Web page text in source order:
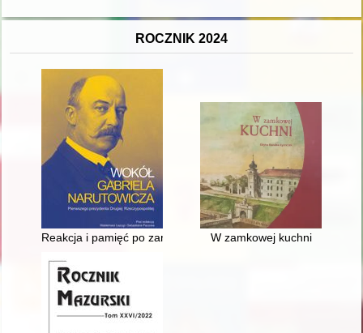
ROCZNIK 2024
Reakcja i pamięć po zamordowaniu prezydenta RP Gabriela
W zamkowej kuchni